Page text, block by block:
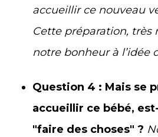
accueillir ce nouveau
Cette préparation, très
notre bonheur à l’idée
Question 4 : Mais se
accueillir ce bébé,
"faire des choses" ?